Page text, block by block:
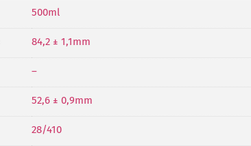
500ml
84,2 ± 1,1mm
–
52,6 ± 0,9mm
28/410